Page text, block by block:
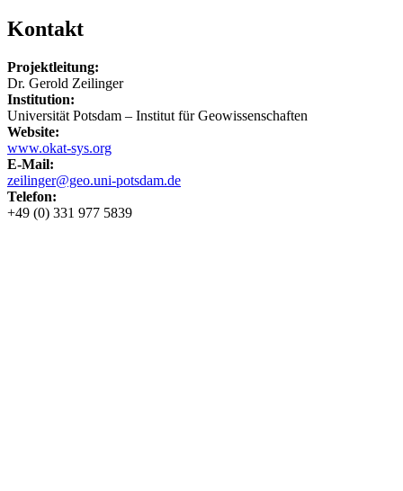
Kontakt
Projektleitung:
Dr. Gerold Zeilinger
Institution:
Universität Potsdam – Institut für Geowissenschaften
Website:
www.okat-sys.org
E-Mail:
zeilinger@geo.uni-potsdam.de
Telefon:
+49 (0) 331 977 5839